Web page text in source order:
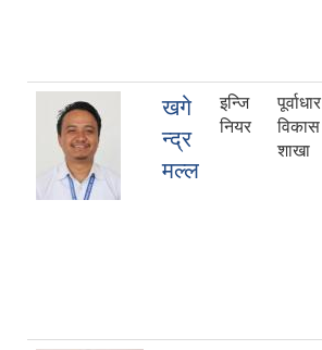
खगे
न्द्र
मल्ल
इन्जि
नियर
पूर्वाधार
विकास
शाखा